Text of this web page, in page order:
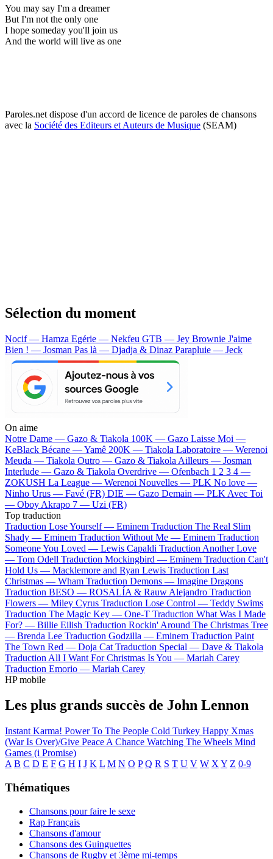
You may say I'm a dreamer
But I'm not the only one
I hope someday you'll join us
And the world will live as one
Paroles.net dispose d'un accord de licence de paroles de chansons
avec la Société des Editeurs et Auteurs de Musique (SEAM)
Sélection du moment
Nocif — Hamza Egérie — Nekfeu GTB — Jey Brownie J'aime
Bien ! — Josman Pas là — Djadja & Dinaz Parapluie — Jeck
On aime
Notre Dame — Gazo & Tiakola 100K — Gazo Laisse Moi —
KeBlack Bécane —Yamê 200K — Tiakola Laboratoire — Werenoi
Meuda — Tiakola Outro — Gazo & Tiakola Ailleurs — Josman
Interlude — Gazo & Tiakola Overdrive — Ofenbach 1 2 3 4 —
ZOKUSH La League — Werenoi Nouvelles — PLK No love —
Ninho Urus — Favé (FR) DIE — Gazo Demain — PLK Avec Toi
— Oboy Akrapo 7 — Uzi (FR)
Top traduction
Traduction Lose Yourself — Eminem Traduction The Real Slim
Shady — Eminem Traduction Without Me — Eminem Traduction
Someone You Loved — Lewis Capaldi Traduction Another Love
— Tom Odell Traduction Mockingbird — Eminem Traduction Can't
Hold Us — Macklemore and Ryan Lewis Traduction Last
Christmas — Wham Traduction Demons — Imagine Dragons
Traduction BESO — ROSALÍA & Rauw Alejandro Traduction
Flowers — Miley Cyrus Traduction Lose Control — Teddy Swims
Traduction The Magic Key — One-T Traduction What Was I Made
For? — Billie Eilish Traduction Rockin' Around The Christmas Tree
— Brenda Lee Traduction Godzilla — Eminem Traduction Paint
The Town Red — Doja Cat Traduction Special — Dave & Tiakola
Traduction All I Want For Christmas Is You — Mariah Carey
Traduction Emorio — Mariah Carey
HP mobile
Les plus grands succès de John Lennon
Instant Karma! Power To The People Cold Turkey Happy Xmas
(War Is Over)/Give Peace A Chance Watching The Wheels Mind
Games (i Promise)
A B C D E F G H I J K L M N O P Q R S T U V W X Y Z 0-9
Thématiques
Chansons pour faire le sexe
Rap Français
Chansons d'amour
Chansons des Guinguettes
Chansons de Rugby et 3ème mi-temps